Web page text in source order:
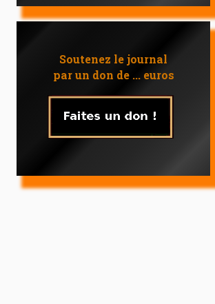
Soutenez le journal
par un don de ... euros